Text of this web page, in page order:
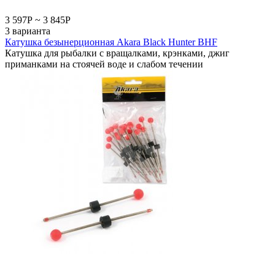
3 597Р ~ 3 845Р
3 варианта
Катушка безынерционная Akara Black Hunter BHF
Катушка для рыбалки с вращалками, крэнками, джиг
приманками на стоячей воде и слабом течении